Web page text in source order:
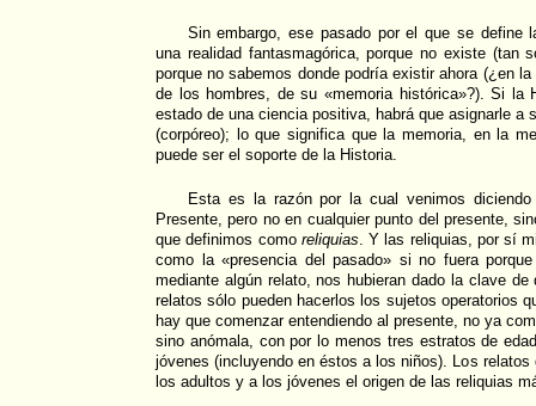
Sin embargo, ese pasado por el que se define
una realidad fantasmagórica, porque no existe (tan
porque no sabemos donde podría existir ahora (¿en
de los hombres, de su «memoria histórica»?). Si la
estado de una ciencia positiva, habrá que asignarle a
(corpóreo); lo que significa que la memoria, en la
puede ser el soporte de la Historia.
Esta es la razón por la cual venimos
Presente, pero no en cualquier punto del presente,
que definimos como reliquias. Y las reliquias, por sí
como la «presencia del pasado» si no fuera
mediante algún relato, nos hubieran dado la clave
relatos sólo pueden hacerlos los sujetos operatorios
hay que comenzar entendiendo al presente, no ya
sino anómala, con por lo menos tres estratos de
jóvenes (incluyendo en éstos a los niños). Los
los adultos y a los jóvenes el origen de las reliquias